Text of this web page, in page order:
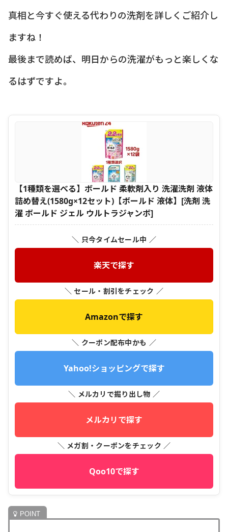
真相と今すぐ使える代わりの洗剤を詳しくご紹介し
ますね！
最後まで読めば、明日からの洗濯がもっと楽しくな
るはずですよ。
【1種類を選べる】ボールド 柔軟剤入り 洗濯洗剤 液体
詰め替え(1580g×12セット)【ボールド 液体】[洗剤 洗
濯 ボールド ジェル ウルトラジャンボ]
＼ 只今タイムセール中 ／
楽天で探す
＼ セール・割引をチェック ／
Amazonで探す
＼ クーポン配布中かも ／
Yahoo!ショッピングで探す
＼ メルカリで掘り出し物 ／
メルカリで探す
＼ メガ割・クーポンをチェック ／
Qoo10で探す